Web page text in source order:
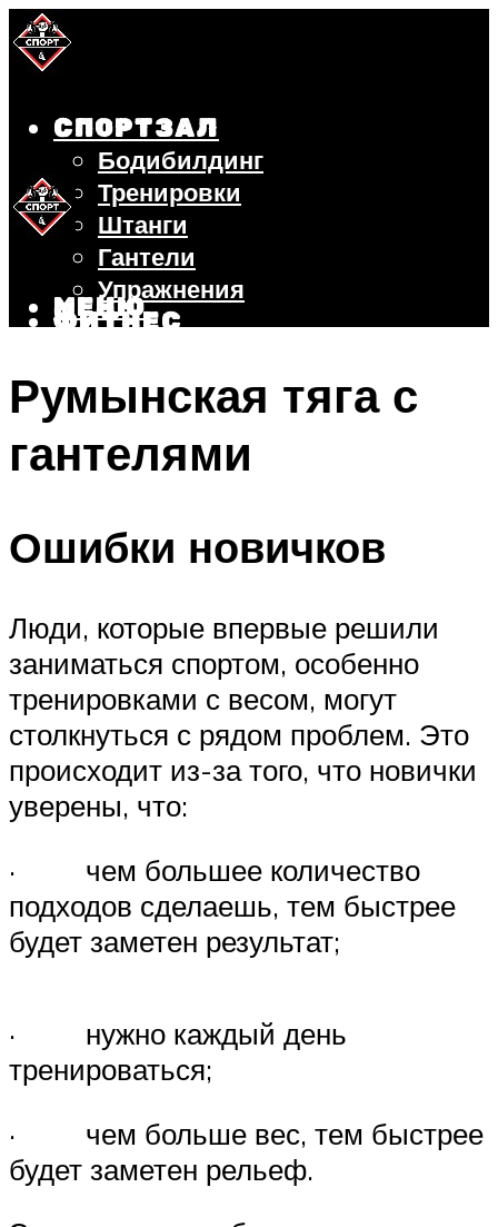
СПОРТЗАЛ
Бодибилдинг
Тренировки
Штанги
Гантели
Упражнения
ФИТНЕС
ВЕЛОСИПЕД
ПОХУДЕНИЕ
МЕНЮ
Румынская тяга с
гантелями
Ошибки новичков
Люди, которые впервые решили
заниматься спортом, особенно
тренировками с весом, могут
столкнуться с рядом проблем. Это
происходит из-за того, что новички
уверены, что:
· чем большее количество
подходов сделаешь, тем быстрее
будет заметен результат;
· нужно каждый день
тренироваться;
· чем больше вес, тем быстрее
будет заметен рельеф.